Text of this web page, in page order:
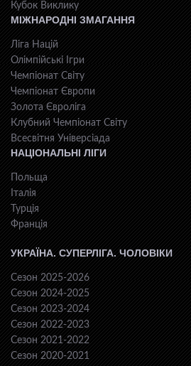
Кубок Виклику
МІЖНАРОДНІ ЗМАГАННЯ
Ліга Націй
Олімпійські Ігри
Чемпіонат Світу
Чемпіонат Європи
Золота Євроліга
Клубний Чемпіонат Світу
Всесвiтня Унiверсiaда
НАЦІОНАЛЬНІ ЛІГИ
Польща
Італія
Турція
Франція
УКРАЇНА. СУПЕРЛІГА. ЧОЛОВІКИ
Сезон 2025-2026
Сезон 2024-2025
Сезон 2023-2024
Сезон 2022-2023
Сезон 2021-2022
Сезон 2020-2021